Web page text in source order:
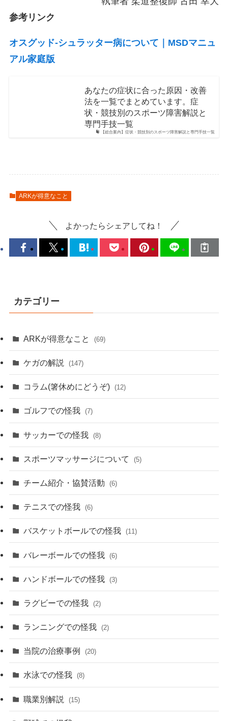
参考リンク
オスグッド-シュラッター病について｜MSDマニュ
アル家庭版
【総合案内】症状・競技別のスポーツ障害解説と専門手技一覧
あなたの症状に合った原因・改善
法を一覧でまとめています。症
状・競技別のスポーツ障害解説と
専門手技一覧
ARKが得意なこと
よかったらシェアしてね！
カテゴリー
ARKが得意なこと (69)
ケガの解説 (147)
コラム(箸休めにどうぞ) (12)
ゴルフでの怪我 (7)
サッカーでの怪我 (8)
スポーツマッサージについて (5)
チーム紹介・協賛活動 (6)
テニスでの怪我 (6)
バスケットボールでの怪我 (11)
バレーボールでの怪我 (6)
ハンドボールでの怪我 (3)
ラグビーでの怪我 (2)
ランニングでの怪我 (2)
当院の治療事例 (20)
水泳での怪我 (8)
職業別解説 (15)